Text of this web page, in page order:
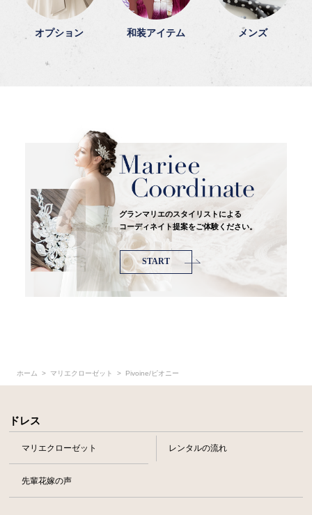
オプション 和装アイテム メンズ
グランマリエのスタイリストによる
コーディネイト提案をご体験ください。
START
ホーム マリエクローゼット Pivoine/ピオニー
ドレス
マリエクローゼット レンタルの流れ
先輩花嫁の声